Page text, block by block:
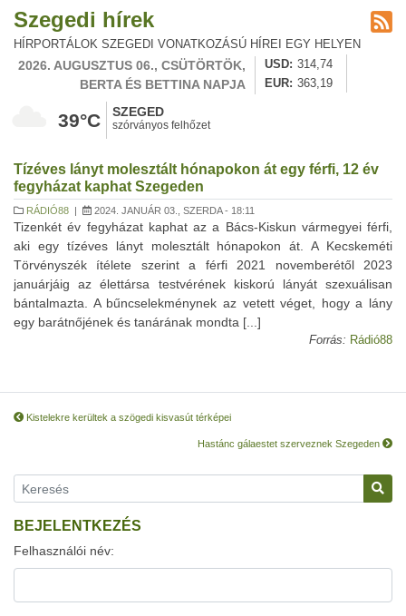
Szegedi hírek
HÍRPORTÁLOK SZEGEDI VONATKOZÁSÚ HÍREI EGY HELYEN
2026. AUGUSZTUS 06., CSÜTÖRTÖK,
BERTA ÉS BETTINA NAPJA
USD
314,74
EUR
363,19
39°C SZEGED
szórványos felhőzet
Tízéves lányt molesztált hónapokon át egy férfi, 12 év
fegyházat kaphat Szegeden
RÁDIÓ88 | 2024. JANUÁR 03., SZERDA - 18:11
Tizenkét év fegyházat kaphat az a Bács-Kiskun vármegyei férfi,
aki egy tízéves lányt molesztált hónapokon át. A Kecskeméti
Törvényszék ítélete szerint a férfi 2021 novemberétől 2023
januárjáig az élettársa testvérének kiskorú lányát szexuálisan
bántalmazta. A bűncselekménynek az vetett véget, hogy a lány
egy barátnőjének és tanárának mondta [...]
Forrás: Rádió88
Kistelekre kerültek a szögedi kisvasút térképei
Hastánc gálaestet szerveznek Szegeden
BEJELENTKEZÉS
Felhasználói név: